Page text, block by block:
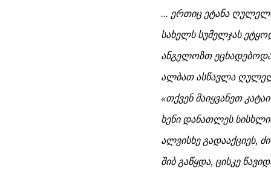
... ერთიც ეტანა
სახელს სუმელჯას
ანგელოზთ
ალბათ ასწავლა
«თქვენ მაიყვანეთ
ხენი დანათლეს
ალვისხე გადააქციეს,
შიბ გაწყდა, ცისკე